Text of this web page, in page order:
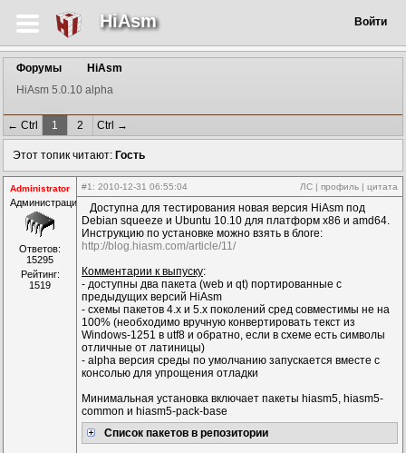
HiAsm Войти
Форумы
HiAsm
HiAsm 5.0.10 alpha
← Ctrl 1 2 Ctrl →
Этот топик читают: Гость
Administrator
Администрация
Ответов:
15295
Рейтинг:
1519
#1 : 2010-12-31 06:55:04 ЛС | профиль | цитата
Доступна для тестирования новая версия HiAsm под
Debian squeeze и Ubuntu 10.10 для платформ x86 и amd64.
Инструкцию по установке можно взять в блоге:
http://blog.hiasm.com/article/11/
Комментарии к выпуску:
- доступны два пакета (web и qt) портированные с
предыдущих версий HiAsm
- схемы пакетов 4.x и 5.x поколений сред совместимы не на
100% (необходимо вручную конвертировать текст из
Windows-1251 в utf8 и обратно, если в схеме есть символы
отличные от латиницы)
- alpha версия среды по умолчанию запускается вместе с
консолью для упрощения отладки
Минимальная установка включает пакеты hiasm5, hiasm5-
common и hiasm5-pack-base
Список пакетов в репозитории